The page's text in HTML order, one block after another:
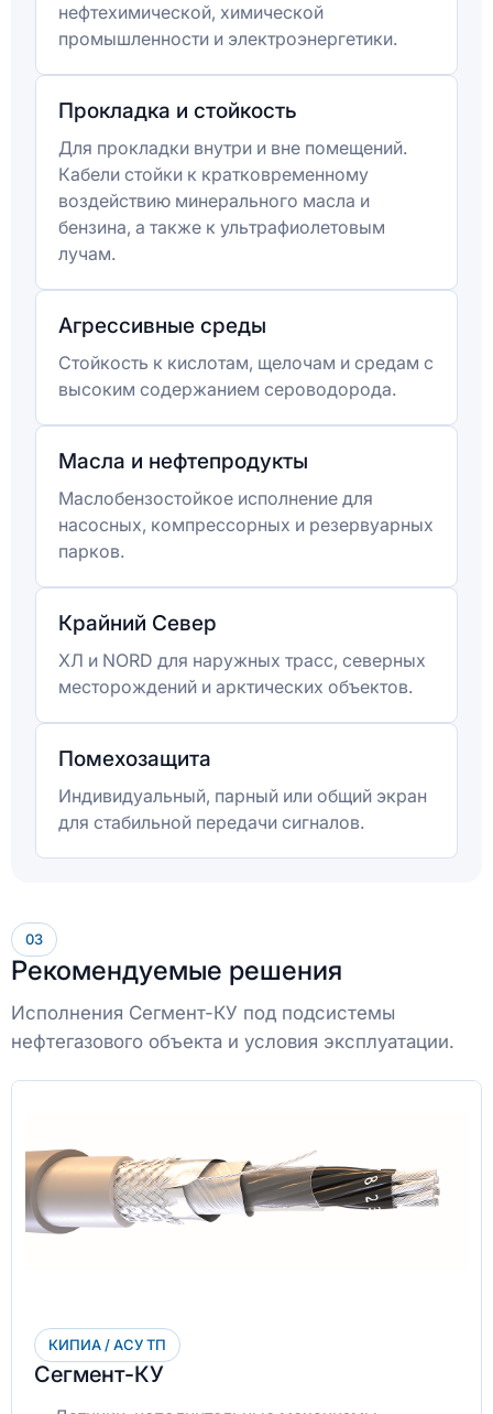
нефтехимической, химической
промышленности и электроэнергетики.
Прокладка и стойкость
Для прокладки внутри и вне помещений.
Кабели стойки к кратковременному
воздействию минерального масла и
бензина, а также к ультрафиолетовым
лучам.
Агрессивные среды
Стойкость к кислотам, щелочам и средам с
высоким содержанием сероводорода.
Масла и нефтепродукты
Маслобензостойкое исполнение для
насосных, компрессорных и резервуарных
парков.
Крайний Север
ХЛ и NORD для наружных трасс, северных
месторождений и арктических объектов.
Помехозащита
Индивидуальный, парный или общий экран
для стабильной передачи сигналов.
03
Рекомендуемые решения
Исполнения Сегмент-КУ под подсистемы
нефтегазового объекта и условия эксплуатации.
КИПИА / АСУ ТП
Сегмент-КУ